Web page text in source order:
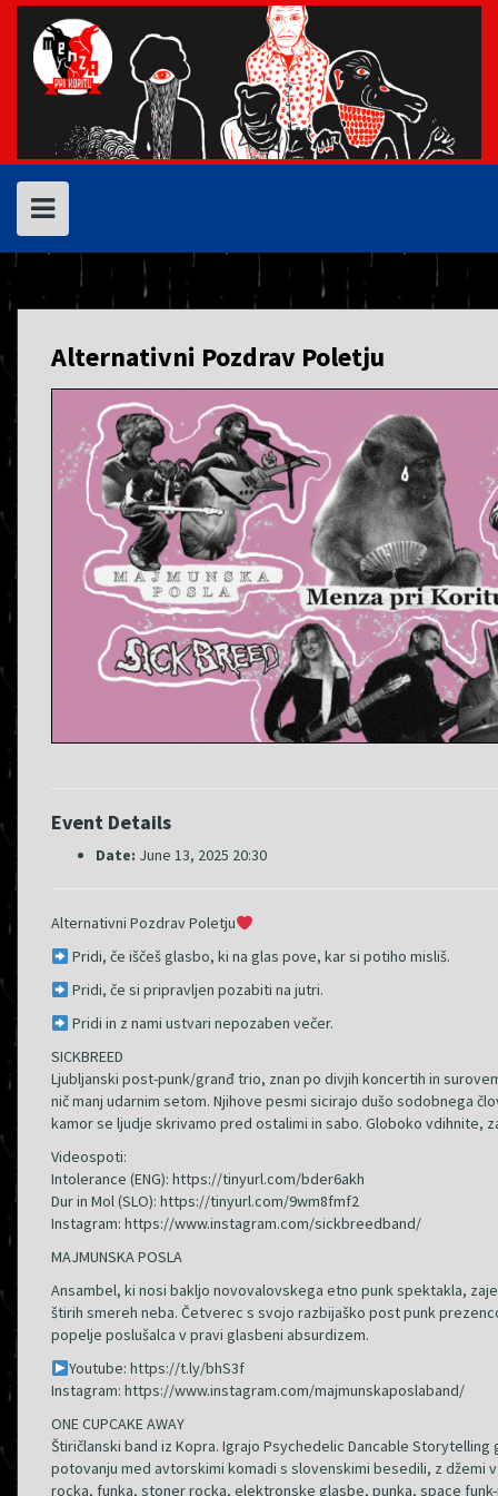
Skip
content
Alternativni Pozdrav Poletju
Event Details
Date: June 13, 2025 20:30
Alternativni Pozdrav Poletju
Pridi, če iščeš glasbo, ki na glas pove, kar si potiho misliš.
Pridi, če si pripravljen pozabiti na jutri.
Pridi in z nami ustvari nepozaben večer.
SICKBREED
Ljubljanski post-punk/granđ trio, znan po divjih koncertih in
nič manj udarnim setom. Njihove pesmi sicirajo dušo sodobnega
kamor se ljudje skrivamo pred ostalimi in sabo. Globoko vdihnite,
Videospoti:
Intolerance (ENG): https://tinyurl.com/bder6akh
Dur in Mol (SLO): https://tinyurl.com/9wm8fmf2
Instagram: https://www.instagram.com/sickbreedband/
MAJMUNSKA POSLA
Ansambel, ki nosi bakljo novovalovskega etno punk spektakla,
štirih smereh neba. Četverec s svojo razbijaško post punk
popelje poslušalca v pravi glasbeni absurdizem.
Youtube: https://t.ly/bhS3f
Instagram: https://www.instagram.com/majmunskaposlaband/
ONE CUPCAKE AWAY
Štiričlanski band iz Kopra. Igrajo Psychedelic Dancable
potovanju med avtorskimi komadi s slovenskimi besedili, z džemi
rocka, funka, stoner rocka, elektronske glasbe, punka, space